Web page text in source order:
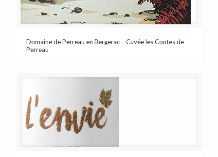
Domaine de Perreau en Bergerac – Cuvée les Contes de
Perreau